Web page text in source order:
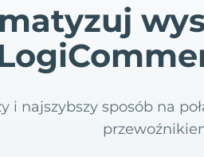
i najszybszy sposób na